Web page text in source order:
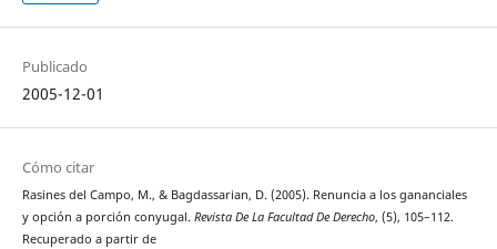
Publicado
2005-12-01
Cómo citar
Rasines del Campo, M., & Bagdassarian, D. (2005). Renuncia a los gananciales
y opción a porción conyugal. Revista De La Facultad De Derecho, (5), 105–112.
Recuperado a partir de